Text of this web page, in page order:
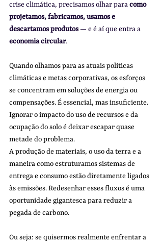
crise climática, precisamos olhar para como
projetamos, fabricamos, usamos e
descartamos produtos — e é aí que entra a
economia circular.
Quando olhamos para as atuais políticas
climáticas e metas corporativas, os esforços
se concentram em soluções de energia ou
compensações. É essencial, mas insuficiente.
Ignorar o impacto do uso de recursos e da
ocupação do solo é deixar escapar quase
metade do problema.
A produção de materiais, o uso da terra e a
maneira como estruturamos sistemas de
entrega e consumo estão diretamente ligados
às emissões. Redesenhar esses fluxos é uma
oportunidade gigantesca para reduzir a
pegada de carbono.
Ou seja: se quisermos realmente enfrentar a